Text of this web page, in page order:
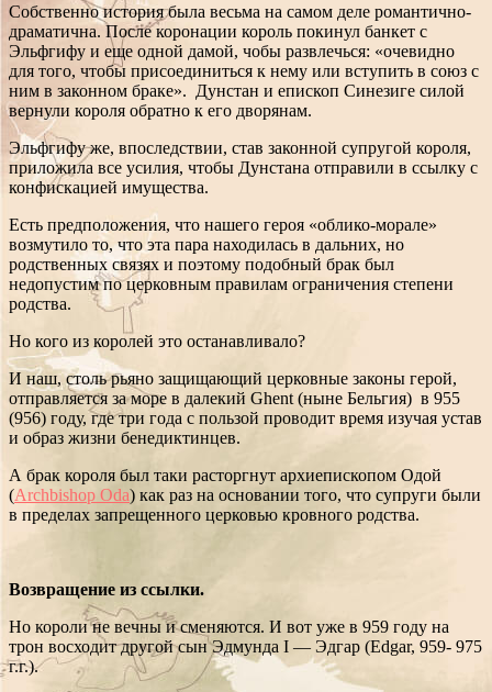
Собственно история была весьма на самом деле романтично-
драматична. После коронации король покинул банкет с
Эльфгифу и еще одной дамой, чобы развлечься: «очевидно
для того, чтобы присоединиться к нему или вступить в союз с
ним в законном браке». Дунстан и епископ Синезиге силой
вернули короля обратно к его дворянам.
Эльфгифу же, впоследствии, став законной супругой короля,
приложила все усилия, чтобы Дунстана отправили в ссылку с
конфискацией имущества.
Есть предположения, что нашего героя «облико-морале»
возмутило то, что эта пара находилась в дальних, но
родственных связях и поэтому подобный брак был
недопустим по церковным правилам ограничения степени
родства.
Но кого из королей это останавливало?
И наш, столь рьяно защищающий церковные законы герой,
отправляется за море в далекий Ghent (ныне Бельгия) в 955
(956) году, где три года с пользой проводит время изучая устав
и образ жизни бенедиктинцев.
А брак короля был таки расторгнут архиепископом Одой
(Archbishop Oda) как раз на основании того, что супруги были
в пределах запрещенного церковью кровного родства.
Возвращение из ссылки.
Но короли не вечны и сменяются. И вот уже в 959 году на
трон восходит другой сын Эдмунда I — Эдгар (Edgar, 959- 975
г.г.).